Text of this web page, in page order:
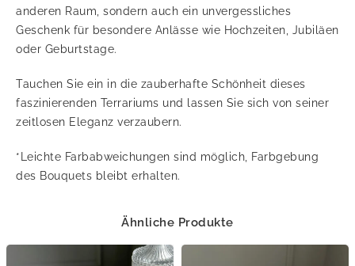
anderen Raum, sondern auch ein unvergessliches
Geschenk für besondere Anlässe wie Hochzeiten, Jubiläen
oder Geburtstage.
Tauchen Sie ein in die zauberhafte Schönheit dieses
faszinierenden Terrariums und lassen Sie sich von seiner
zeitlosen Eleganz verzaubern.
*Leichte Farbabweichungen sind möglich, Farbgebung
des Bouquets bleibt erhalten.
Ähnliche Produkte